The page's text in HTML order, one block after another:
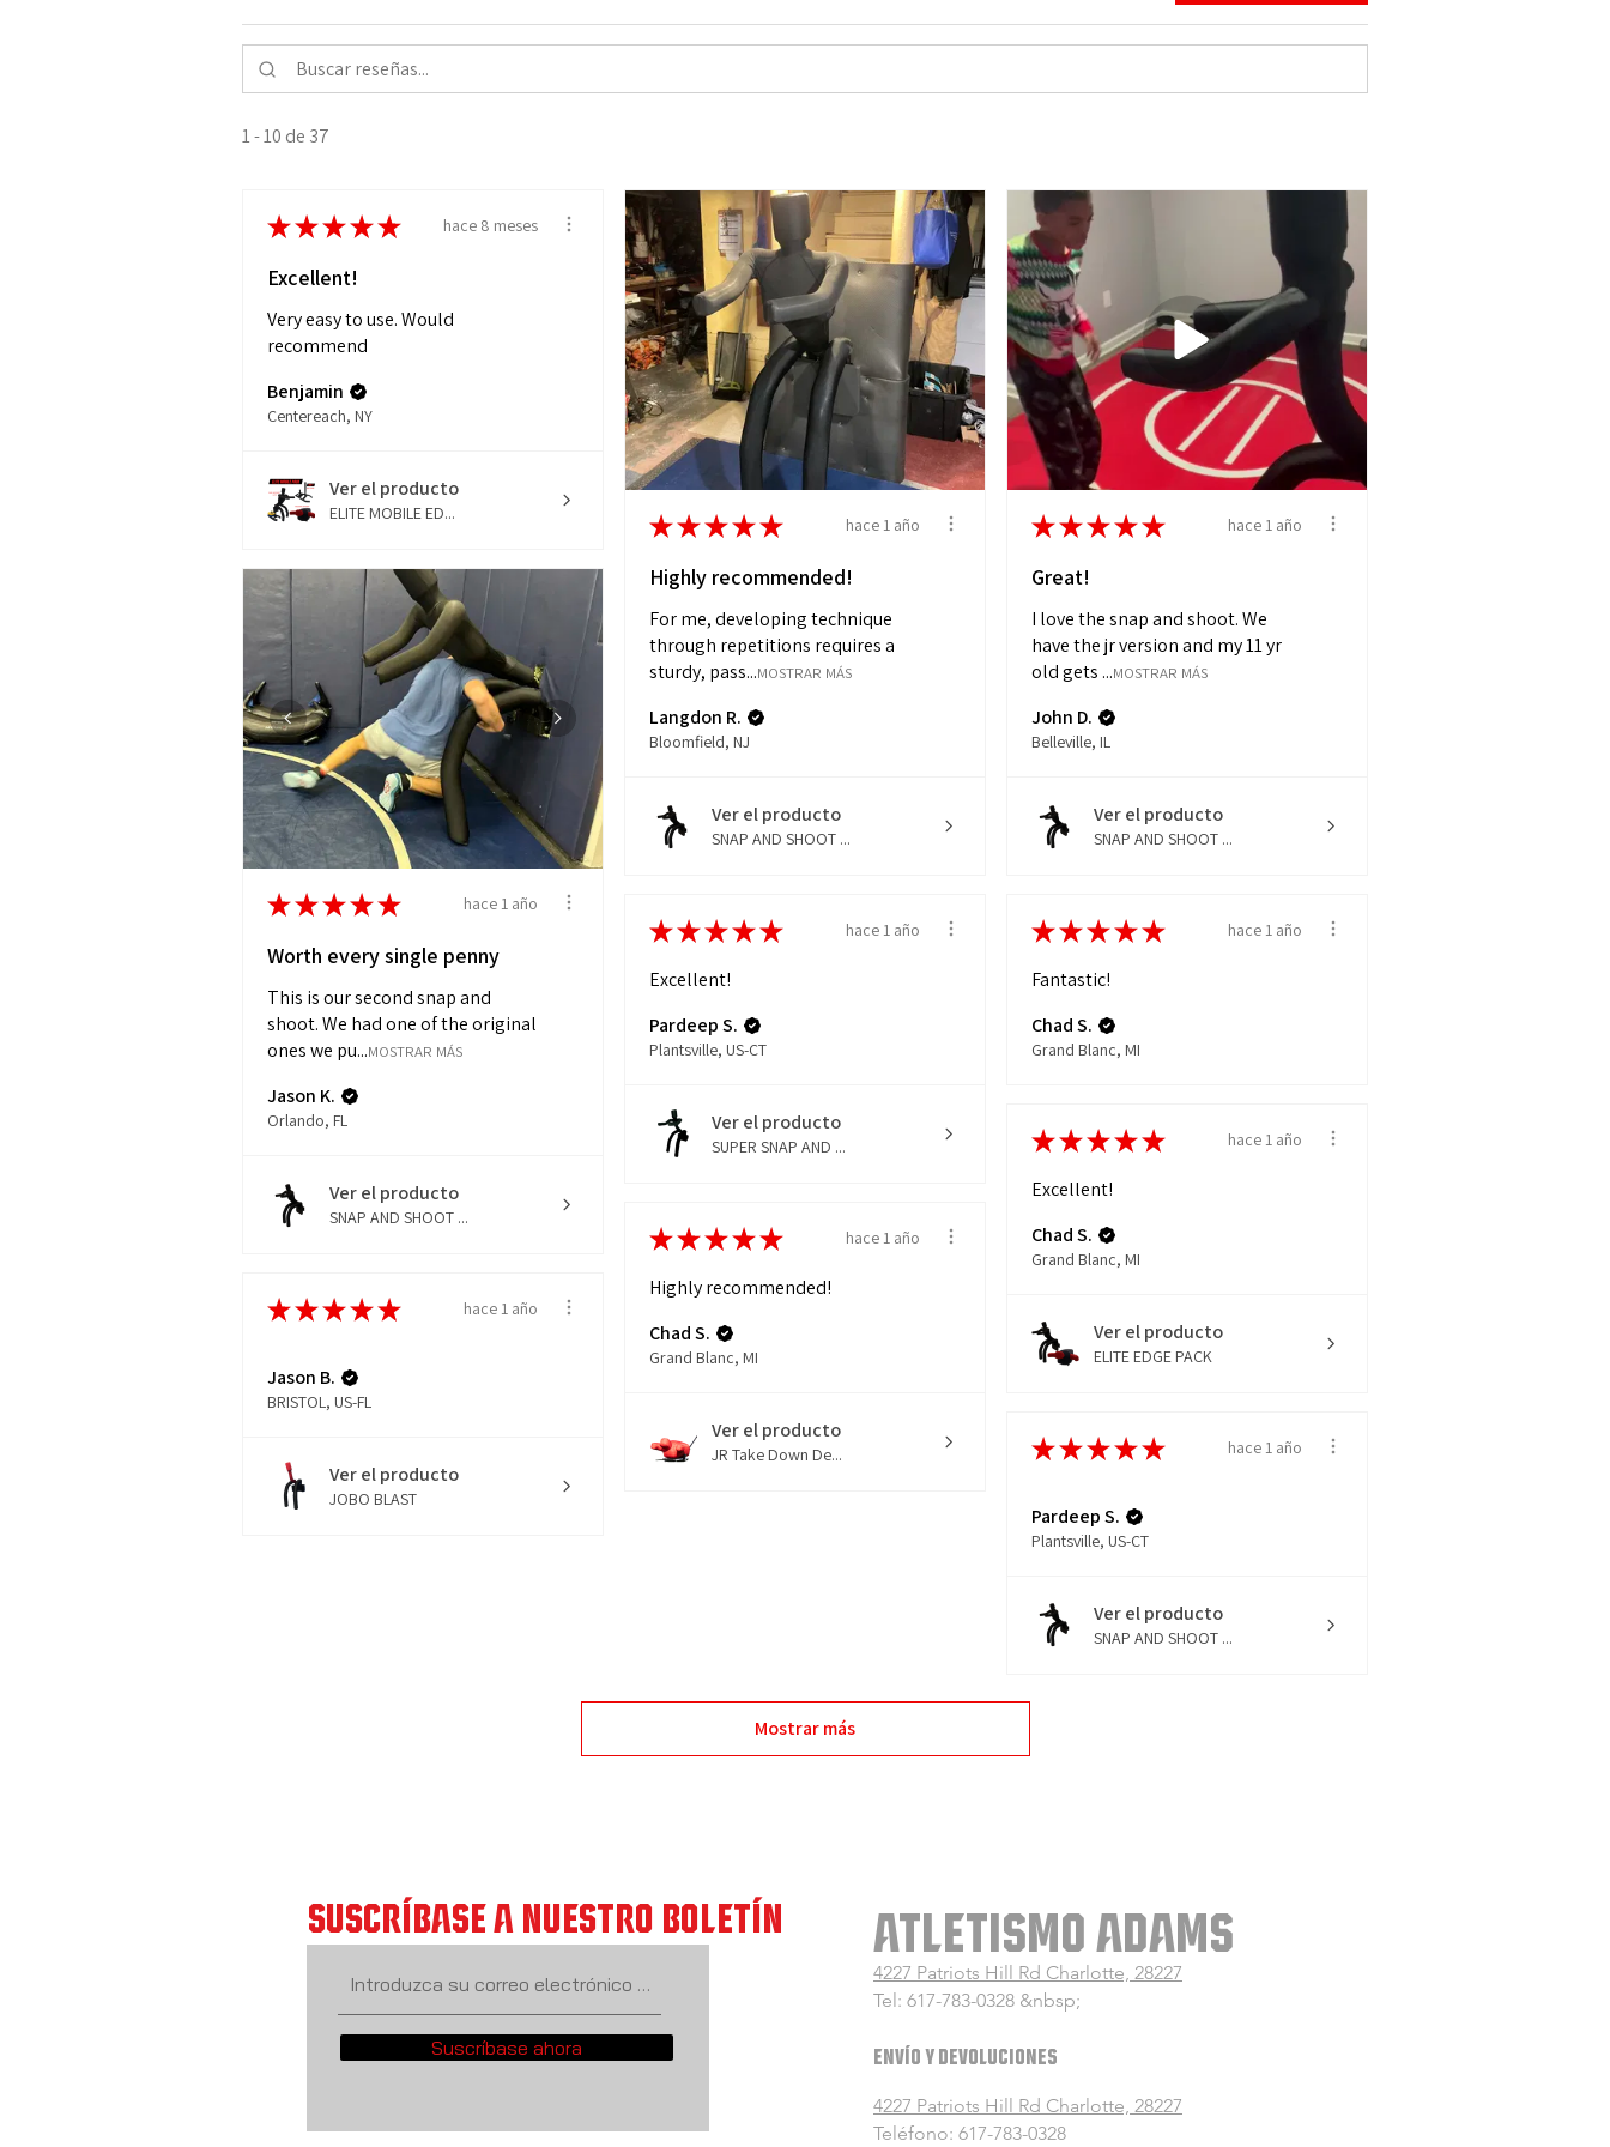
1 - 10 de 37
★★★★★ hace 8 meses
Excellent!
Very easy to use. Would
recommend
Benjamin
Centereach, NY
Ver el producto
ELITE MOBILE ED... ★★★★★ hace 1 año
Highly recommended!
For me, developing technique
through repetitions requires a
sturdy, pass...MOSTRAR MÁS
Langdon R.
Bloomfield, NJ
Ver el producto
SNAP AND SHOOT ...
★★★★★ hace 1 año
Great!
I love the snap and shoot. We
have the jr version and my 11 yr
old gets ...MOSTRAR MÁS
John D.
Belleville, IL
Ver el producto
SNAP AND SHOOT ...
★★★★★ hace 1 año
Worth every single penny
This is our second snap and
shoot. We had one of the original
ones we pu...MOSTRAR MÁS
Jason K.
Orlando, FL
Ver el producto
SNAP AND SHOOT ...
★★★★★ hace 1 año
Excellent!
Pardeep S.
Plantsville, US-CT
Ver el producto
SUPER SNAP AND ...
★★★★★ hace 1 año
Fantastic!
Chad S.
Grand Blanc, MI
★★★★★ hace 1 año
Excellent!
Chad S.
Grand Blanc, MI
Ver el producto
ELITE EDGE PACK
★★★★★ hace 1 año
Highly recommended!
Chad S.
Grand Blanc, MI
Ver el producto
JR Take Down De...
★★★★★ hace 1 año
Jason B.
BRISTOL, US-FL
Ver el producto
JOBO BLAST
★★★★★ hace 1 año
Pardeep S.
Plantsville, US-CT
Ver el producto
SNAP AND SHOOT ...
Mostrar más
SUSCRÍBASE A NUESTRO BOLETÍN
Suscríbase ahora
ATLETISMO ADAMS
4227 Patriots Hill Rd Charlotte, 28227
Tel: 617-783-0328 &nbsp;
ENVÍO Y DEVOLUCIONES
4227 Patriots Hill Rd Charlotte, 28227
Teléfono: 617-783-0328